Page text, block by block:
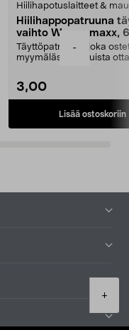
-
+
Hiilihapotuslaitteet &
Hiilihappopatruuna
vaihto Wassermaxx,
Täyttöpatruuna, joka
myymälästä – muista
3,00
Lisää ostoskoriin